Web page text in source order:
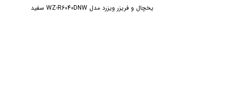
يخچال و فریزر ویزرد مدل WZ-R6040DNW سفيد